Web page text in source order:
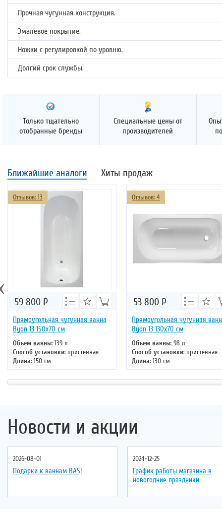
Прочная чугунная конструкция.
Эмалевое покрытие.
Ножки с регулировкой по уровню.
Долгий срок службы.
Только тщательно
отобранные бренды
Специальные цены от
производителей
Ближайшие аналоги Хиты продаж
Отзывов: 13
Прямоугольная чугунная ванна
Byon 13 150x70 см
Объем ванны: 139 л
Способ установки: пристенная
Длина: 150 см
Ширина: 70 см
Цвет: белый
Форма: прямоугольная
59 800 Р
Отзывов: 4
Прямоугольная чугунная
Byon 13 130x70 см
Объем ванны: 98 л
Способ установки: пристенная
Длина: 130 см
Ширина: 70 см
Цвет: белый
Форма: прямоугольная
53 800 Р
Новости и акции
2026-08-01
Подарки к ваннам BAS!
2024-12-25
График работы магазина в
новогодние праздники